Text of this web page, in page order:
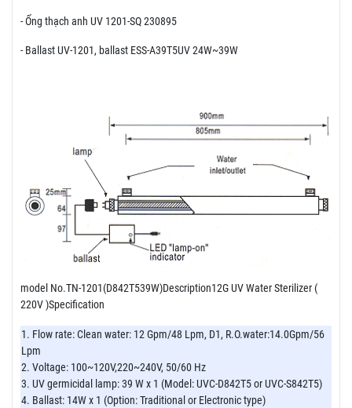
- Ống thạch anh UV 1201-SQ 230895
- Ballast UV-1201, ballast ESS-A39T5UV 24W~39W
model No.TN-1201(D842T539W)Description12G UV Water Sterilizer (
220V )Specification
1. Flow rate: Clean water: 12 Gpm/48 Lpm, D1, R.O.water:14.0Gpm/56
Lpm
2. Voltage: 100~120V,220~240V, 50/60 Hz
3. UV germicidal lamp: 39 W x 1 (Model: UVC-D842T5 or UVC-S842T5)
4. Ballast: 14W x 1 (Option: Traditional or Electronic type)